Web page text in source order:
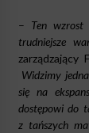
– Ten wzrost
trudniejsze
zarządzający
Widzimy
się na
dostępowi do
z tańszych